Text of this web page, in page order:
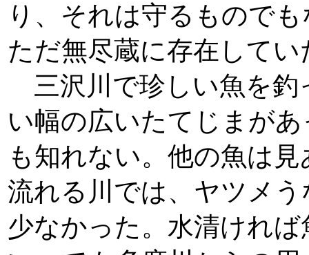
り、それは守るもので
ただ無尽蔵に存在して
三沢川で珍しい魚を釣
い幅の広いたてじまが
も知れない。他の魚は
流れる川では、ヤツメ
少なかった。水清けれ